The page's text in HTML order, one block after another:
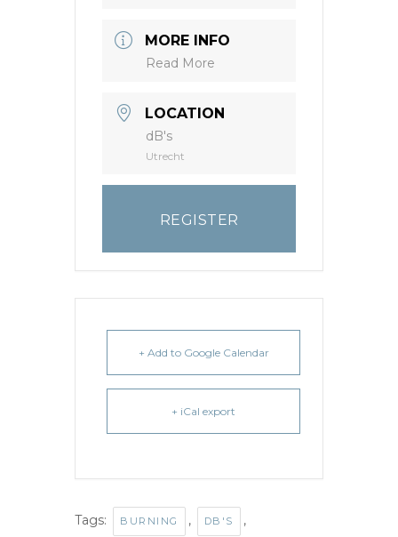
MORE INFO
Read More
LOCATION
dB's
Utrecht
REGISTER
+ Add to Google Calendar
+ iCal export
Tags: BURNING , DB'S ,